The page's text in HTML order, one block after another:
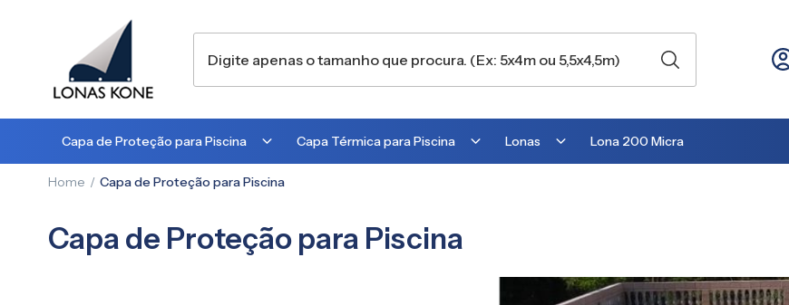
Capa de Proteção para Piscina
300 MICRA
Capa Térmica para Piscina Lonas
Lona para Barraca
Lona 200 Micra
Home Capa de Proteção para Piscina
Capa de Proteção para Piscina